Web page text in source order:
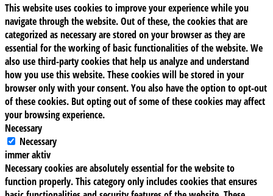
This website uses cookies to improve your experience while you
navigate through the website. Out of these, the cookies that are
categorized as necessary are stored on your browser as they are
essential for the working of basic functionalities of the website. We
also use third-party cookies that help us analyze and understand
how you use this website. These cookies will be stored in your
browser only with your consent. You also have the option to opt-out
of these cookies. But opting out of some of these cookies may affect
your browsing experience.
Necessary
Necessary
immer aktiv
Necessary cookies are absolutely essential for the website to
function properly. This category only includes cookies that ensures